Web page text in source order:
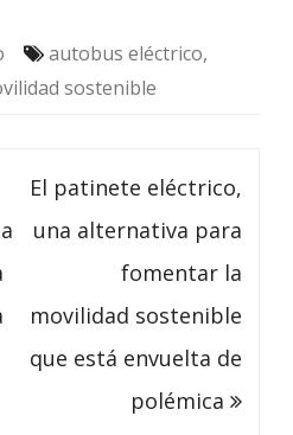
autobus eléctrico,
sostenible
El patinete eléctrico,
una alternativa para
fomentar la
movilidad sostenible
que está envuelta de
polémica